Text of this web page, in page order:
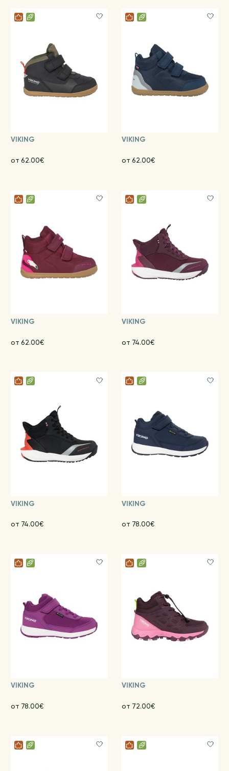
VIKING
от 62.00€
VIKING
от 62.00€
VIKING
от 62.00€
VIKING
от 74.00€
VIKING
от 74.00€
VIKING
от 78.00€
VIKING
от 78.00€
VIKING
от 72.00€